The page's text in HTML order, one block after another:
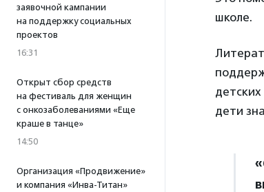
заявочной кампании
на поддержку социальных
проектов
16:31
Открыт сбор средств
на фестиваль для женщин
с онкозаболеваниями «Еще
краше в танце»
14:50
Организация «Продвижение»
и компания «Инва-Титан»
школе.
дети